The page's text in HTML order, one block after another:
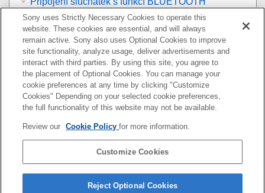
Připojení k bezdrátové síti LAN
Připojení k internetu
Dálkové ovládání
Volitelné reproduktory
Ostatní
Resetování reproduktorového systému
Dodatečné informace
Sony uses Strictly Necessary Cookies to operate this
website. These cookies are essential, and will always
remain active. Sony also uses Optional Cookies to improve
site functionality, analyze usage, deliver advertisements and
interact with third parties. By using this site, you agree to
the placement of Optional Cookies. You can manage your
cookie preferences at any time by clicking "Customize
Cookies" Depending on your selected cookie preferences,
the full functionality of this website may not be available.
Review our Cookie Policyfor more information.
Customize Cookies
Reject Optional Cookies